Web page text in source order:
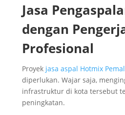
Jasa
dengan
Profesional
Proyek jasa aspal Hotmix
diperlukan. Wajar saja,
infrastruktur di kota tersebut
peningkatan.